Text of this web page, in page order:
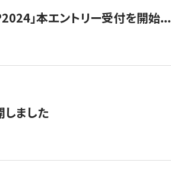
」本エントリー受付を開始...
しました